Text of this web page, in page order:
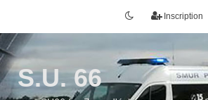
Inscription
S.U. 66